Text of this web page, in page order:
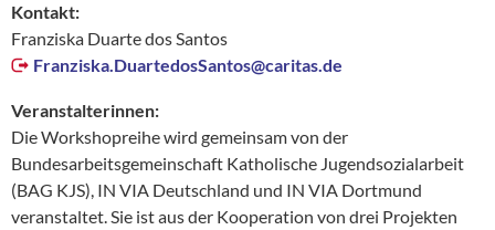
Kontakt:
Franziska Duarte dos Santos
Franziska.DuartedosSantos@caritas.de
Veranstalterinnen:
Die Workshopreihe wird gemeinsam von der
Bundesarbeitsgemeinschaft Katholische Jugendsozialarbeit
(BAG KJS), IN VIA Deutschland und IN VIA Dortmund
veranstaltet. Sie ist aus der Kooperation von drei Projekten